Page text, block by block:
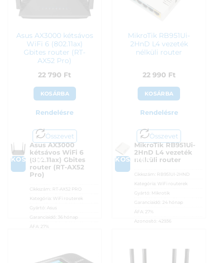
Asus AX3000 kétsávos
WiFi 6 (802.11ax)
Gbites router (RT-
AX52 Pro)
22 790 Ft
KOSÁRBA
Rendelésre
Összevet
KOSÁRBA
Asus AX3000
kétsávos WiFi 6
(802.11ax) Gbites
router (RT-AX52
Pro)
Cikkszám: RT-AX52 PRO
Kategória: WiFi routerek
Gyártó:Asus
Garanciaidő: 36 hónap
ÁFA: 27%
MikroTik RB951Ui-
2HnD L4 vezeték
nélküli router
22 990 Ft
KOSÁRBA
Rendelésre
Összevet
KOSÁRBA
MikroTik RB951Ui-
2HnD L4 vezeték
nélküli router
Cikkszám: RB951UI-2HND
Kategória: WiFi routerek
Gyártó: Mikrotik
Garanciaidő: 24 hónap
ÁFA: 27%
Azonosító: 42936